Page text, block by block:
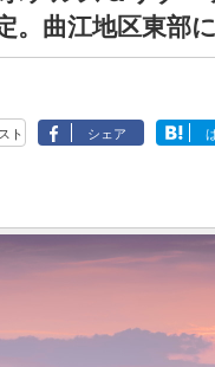
。曲江地区東部
ト シェア